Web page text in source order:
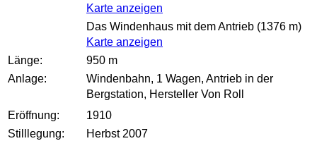
Karte anzeigen
Das Windenhaus mit dem Antrieb (1376 m)
Karte anzeigen
Länge:
950 m
Anlage:
Windenbahn, 1 Wagen, Antrieb in der
Bergstation, Hersteller Von Roll
Eröffnung:
1910
Stilllegung:
Herbst 2007